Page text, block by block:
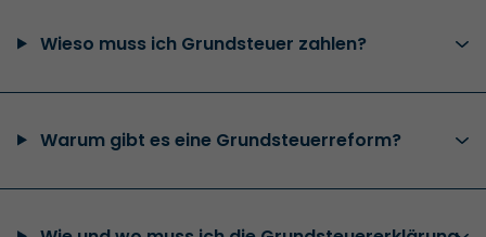
Wieso muss ich Grundsteuer zahlen?
Warum gibt es eine Grundsteuerreform?